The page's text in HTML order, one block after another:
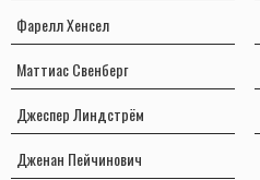
Фарелл Хенсел
Маттиас Свенберг
Джеспер Линдстрём
Дженан Пейчинович